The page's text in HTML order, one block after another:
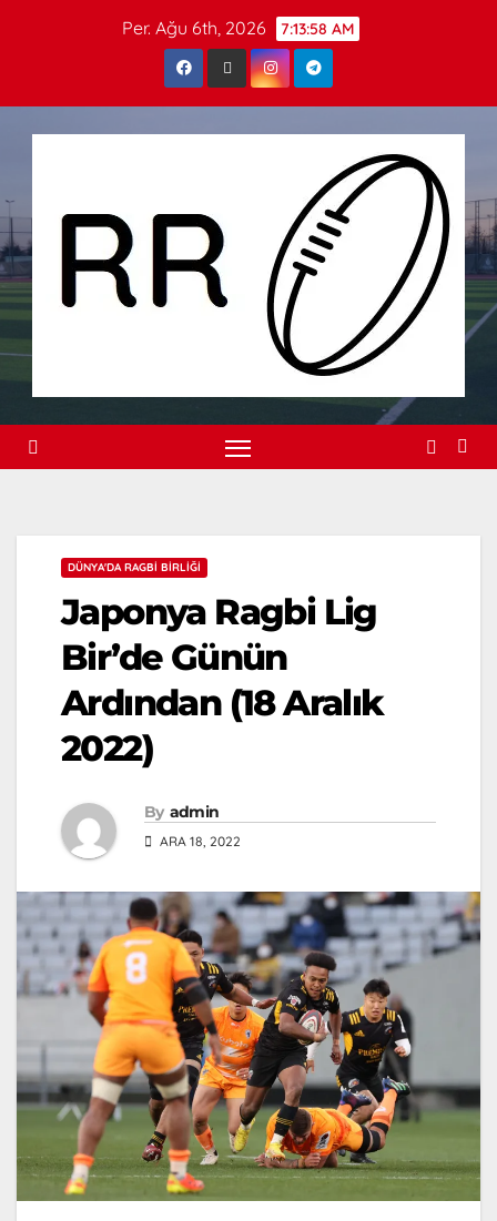
Per. Ağu 6th, 2026 7:13:59 AM
DÜNYA'DA RAGBI BIRLIĞI
Japonya Ragbi Lig
Bir’de Günün
Ardından (18 Aralık
2022)
By admin
ARA 18, 2022